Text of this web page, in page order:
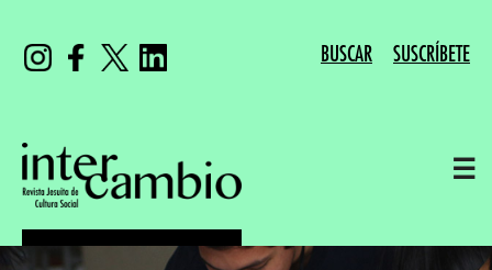
BUSCAR SUSCRÍBETE
☰